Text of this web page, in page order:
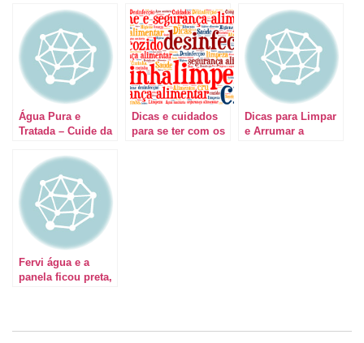
Água Pura e
Tratada – Cuide da
Dicas e cuidados
para se ter com os
Dicas para Limpar
e Arrumar a
Fervi água e a
panela ficou preta,